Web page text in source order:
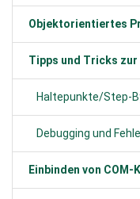
Objektorientiertes
Tipps und Tricks
Haltepunkte/Step-
Debugging und
Einbinden von COM-